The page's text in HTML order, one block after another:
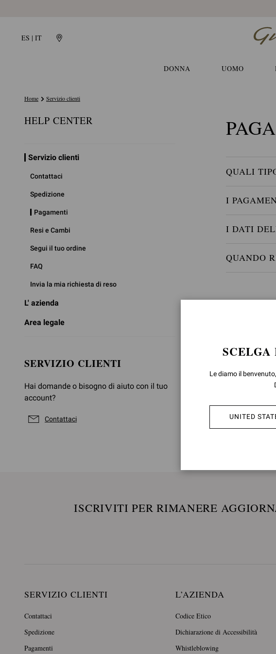
ES | IT
DONNA UOMO
Home Servizio clienti
HELP CENTER
Servizio clienti
Contattaci
Spedizione
Pagamenti
Resi e Cambi
Segui il tuo ordine
FAQ
Invia la mia richiesta di reso
L' azienda
Area legale
SERVIZIO CLIENTI
Hai domande o bisogno di aiuto con il tuo
account?
Contattaci
QUALI
I
I DATI
QUANDO
ISCRIVITI PER RIMANERE
SERVIZIO CLIENTI
Contattaci
Spedizione
Pagamenti
L’AZIENDA
Codice Etico
Dichiarazione di Accessibilità
Whistleblowing
Le diamo il
UNITED